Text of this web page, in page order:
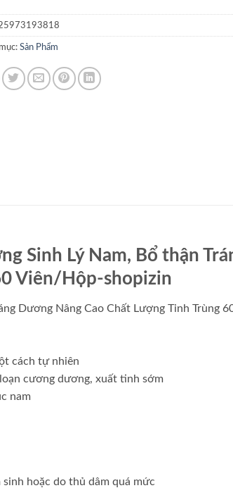
Sản Phẩm
Sinh Lý Nam, Bổ thận
Viên/Hộp-shopizin
Dương Nâng Cao Chất Lượng Tinh Trùng
cách tự nhiên
cương dương, xuất tinh sớm
nam
hoặc do thủ dâm quá mức